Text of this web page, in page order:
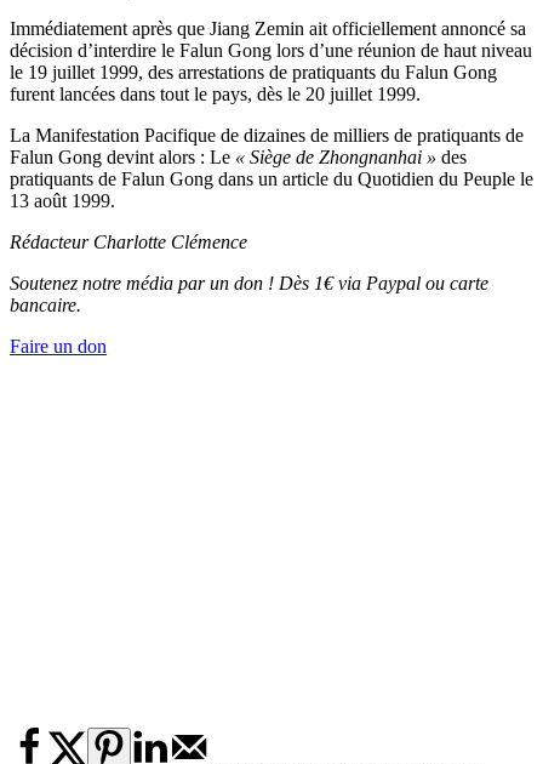
Immédiatement après que Jiang Zemin ait officiellement annoncé sa
décision d’interdire le Falun Gong lors d’une réunion de haut niveau
le 19 juillet 1999, des arrestations de pratiquants du Falun Gong
furent lancées dans tout le pays, dès le 20 juillet 1999.
La Manifestation Pacifique de dizaines de milliers de pratiquants de
Falun Gong devint alors : Le « Siège de Zhongnanhai » des
pratiquants de Falun Gong dans un article du Quotidien du Peuple le
13 août 1999.
RédacteurCharlotte Clémence
Soutenez notre média par un don ! Dès 1€ via Paypal ou carte
bancaire.
Faire un don